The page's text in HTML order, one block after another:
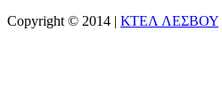
Copyright © 2014 | ΚΤΕΛ ΛΕΣΒΟΥ